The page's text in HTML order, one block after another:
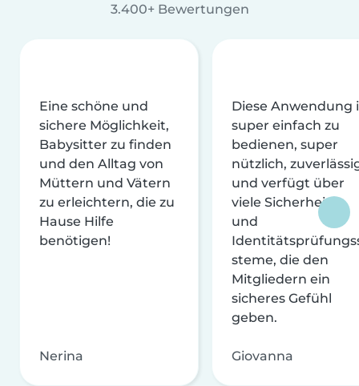
3.400+ Bewertungen
Eine schöne und
sichere Möglichkeit,
Babysitter zu finden
und den Alltag von
Müttern und Vätern
zu erleichtern, die zu
Hause Hilfe
benötigen!
Nerina
Diese Anwendung
super einfach zu
bedienen, super
nützlich,
und verfügt über
viele Sicherheits-
und
steme, die den
Mitgliedern ein
sicheres Gefühl
geben.
Giovanna